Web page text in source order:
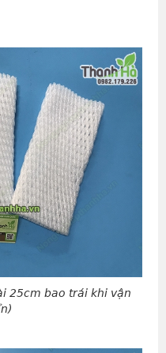
25cm bao trái khi vận